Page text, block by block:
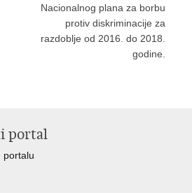
Nacionalnog plana za borbu
protiv diskriminacije za
razdoblje od 2016. do 2018.
godine.
portal
portalu